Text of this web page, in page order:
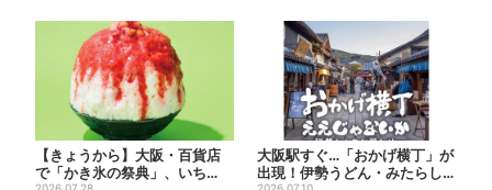
【きょうから】大阪・百貨店
で「かき氷の祭典」、いち
大阪駅すぐ…「おかげ横丁」が
出現！伊勢うどん・みたらし